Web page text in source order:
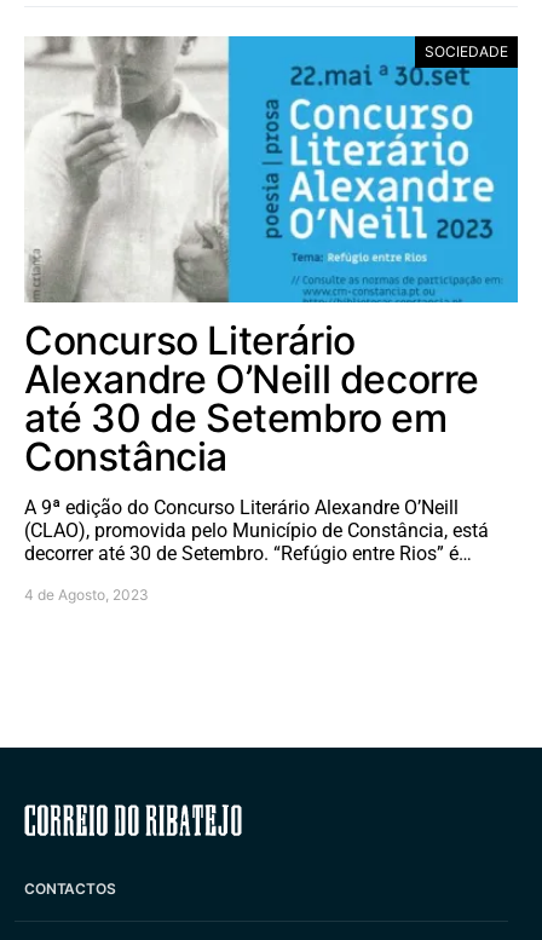
SOCIEDADE
Concurso Literário
Alexandre O’Neill decorre
até 30 de Setembro em
Constância
A 9ª edição do Concurso Literário Alexandre O’Neill
(CLAO), promovida pelo Município de Constância, está
decorrer até 30 de Setembro. “Refúgio entre Rios” é…
4 de Agosto, 2023
Correio do Ribatejo
CONTACTOS